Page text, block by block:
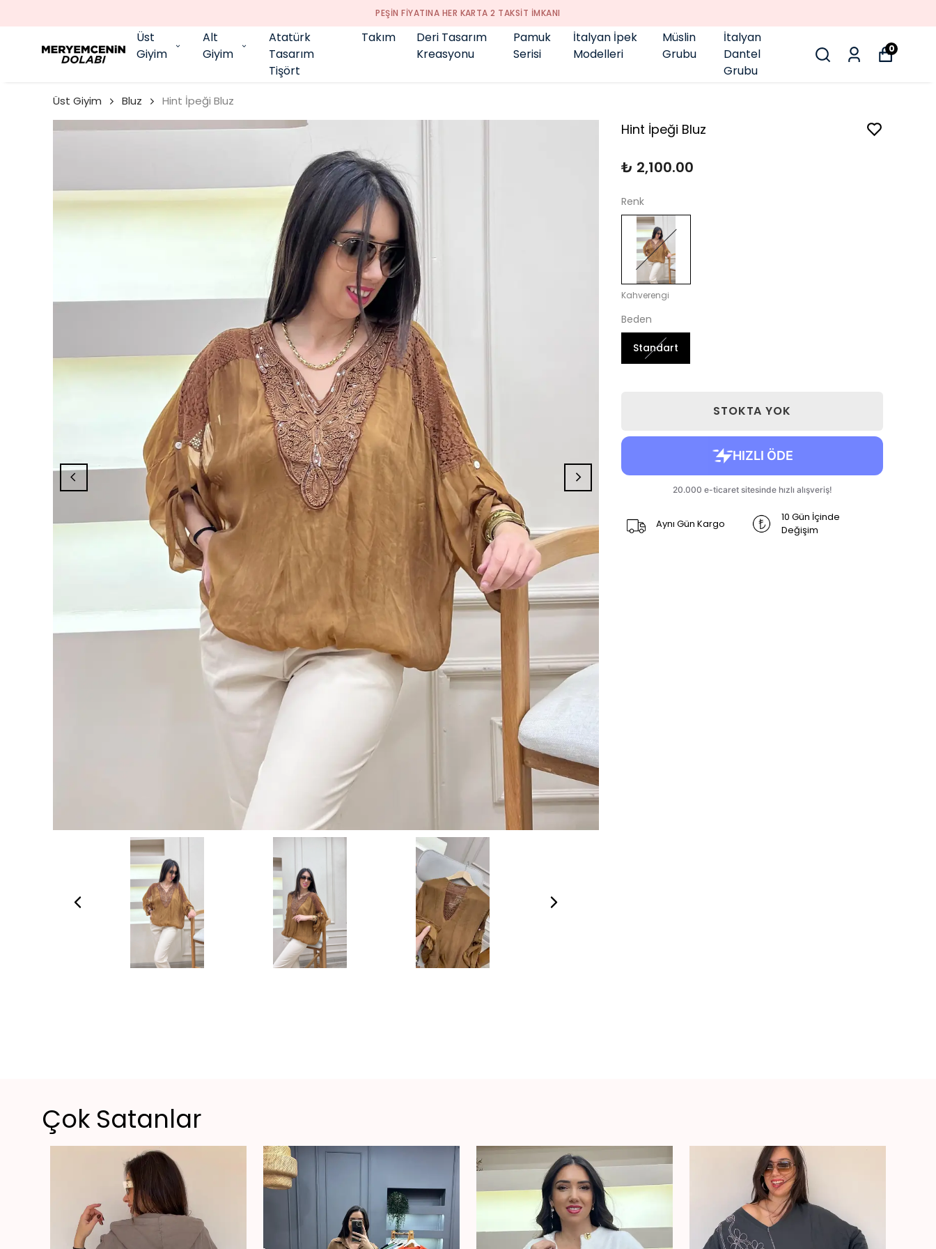
GENÇ BÜYÜK BEDEN 👑
Üst
Giyim
Alt
Giyim
Atatürk
Tasarım
Tişört
Takım
Deri Tasarım
Kreasyonu
Pamuk
Serisi
İtalyan İpek
Modelleri
Müslin
Grubu
İtalyan
Dantel
Grubu
0
Üst Giyim Bluz Hint İpeği Bluz
Hint İpeği Bluz
₺ 2,100.00
Renk
Kahverengi
Beden
Standart
STOKTA YOK
Aynı Gün Kargo
10 Gün İçinde
Değişim
Çok Satanlar